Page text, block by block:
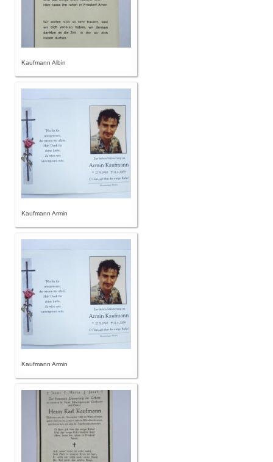
Kaufmann Albin
Kaufmann Armin
Kaufmann Armin